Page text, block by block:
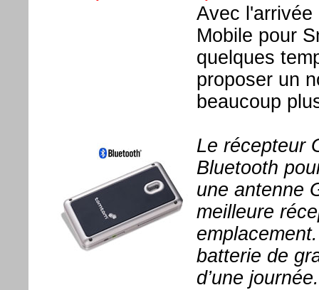
Avec l'arrivée
Mobile pour
quelques
proposer un
beaucoup
Le récepteur
Bluetooth
une antenne
meilleure
batterie de
d’une journée.